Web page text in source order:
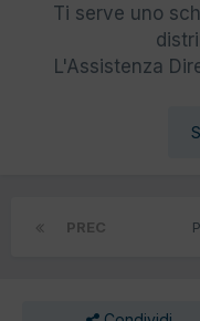
Ti serve uno
L'Assistenza
PREC